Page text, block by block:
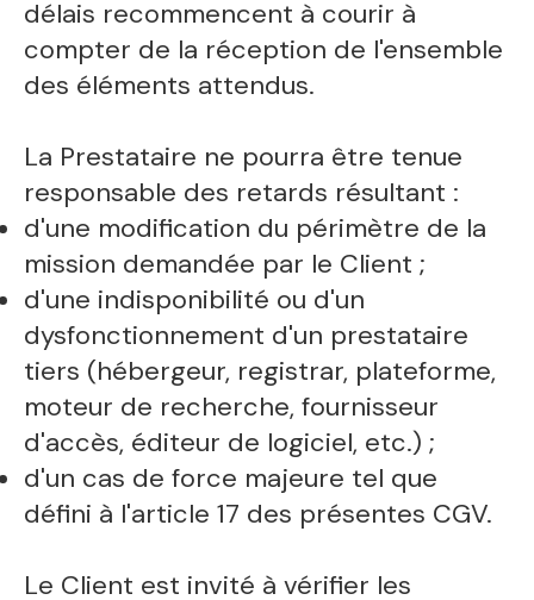
délais recommencent à courir à
compter de la réception de l'ensemble
des éléments attendus.
La Prestataire ne pourra être tenue
responsable des retards résultant :
d'une modification du périmètre de la
mission demandée par le Client ;
d'une indisponibilité ou d'un
dysfonctionnement d'un prestataire
tiers (hébergeur, registrar, plateforme,
moteur de recherche, fournisseur
d'accès, éditeur de logiciel, etc.) ;
d'un cas de force majeure tel que
défini à l'article 17 des présentes CGV.
Le Client est invité à vérifier les